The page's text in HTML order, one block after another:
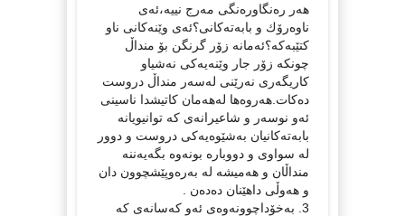
هه‌ر ره‌نگاوره‌نگی مه‌رج نییه‌،ئه‌ی
ناوه‌رۆك و بابه‌ته‌كانی؟ئه‌ی وێنه‌كانی ناو
كتێبه‌كه‌؟ئه‌مانه‌ زۆر گرنگن بۆ منداڵ
چونكه‌ زۆر جار وێنه‌یه‌كی نه‌شیاو
كاریگه‌ری نه‌رێنی له‌سه‌ر منداڵ دروست
ده‌كات.هه‌روه‌ها له‌هه‌مان كاتیشدا ناسینی
ئه‌و نوسه‌ر و شاعیرانه‌ی كه‌ توانیویانه‌
بابه‌ته‌كانیان به‌شێوه‌یه‌كی دروست و دوور
له‌ سواوی و دووباره‌ بونه‌وه‌ بگه‌یه‌ننه‌
منداڵان و هه‌میشه‌ له‌ به‌ره‌وپێشچوون دان
و هه‌وڵی داهێنان ده‌ده‌ن .
3. به‌خۆداچوونه‌وه‌ی ئه‌و كه‌سانه‌ی كه‌